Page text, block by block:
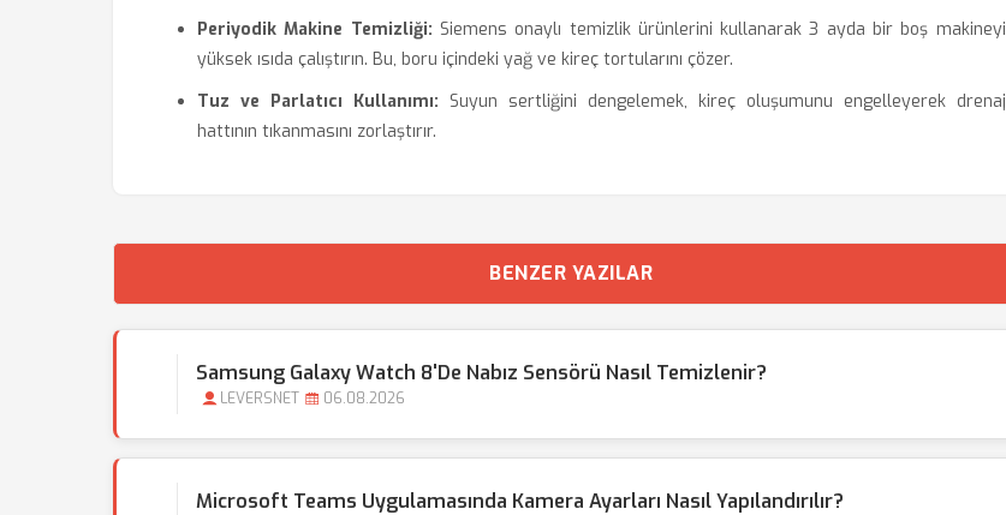
Periyodik Makine Temizliği: Siemens onaylı temizlik ürünlerini kullanarak 3 ayda bir boş makineyi
yüksek ısıda çalıştırın. Bu, boru içindeki yağ ve kireç tortularını çözer.
Tuz ve Parlatıcı Kullanımı: Suyun sertliğini dengelemek, kireç oluşumunu engelleyerek drenaj
hattının tıkanmasını zorlaştırır.
BENZER YAZILAR
Samsung Galaxy Watch 8'de Nabız Sensörü Nasıl Temizlenir?
LEVERSNET 06.08.2026
Microsoft Teams Uygulamasında Kamera Ayarları Nasıl Yapılandırılır?